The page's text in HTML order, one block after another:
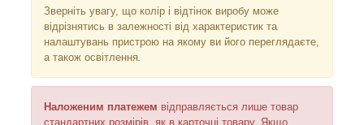
Зверніть увагу, що колір і відтінок виробу може
відрізнятись в залежності від характеристик та
налаштувань пристрою на якому ви його переглядаєте,
а також освітлення
Наложеним платежем відправляється лише товар
стандартних розмірів, як в карточці товару. Якщо